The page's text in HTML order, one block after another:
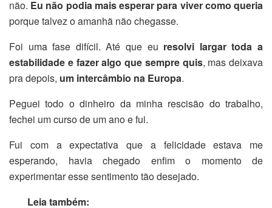
não. Eu não podia mais esperar para viver como queria
porque talvez o amanhã não chegasse.
Foi uma fase difícil. Até que eu resolvi largar toda a
estabilidade e fazer algo que sempre quis, mas deixava
pra depois, um intercâmbio na Europa.
Peguei todo o dinheiro da minha rescisão do trabalho,
fechei um curso de um ano e fui.
Fui com a expectativa que a felicidade estava me
esperando, havia chegado enfim o momento de
experimentar esse sentimento tão desejado.
Leia também: